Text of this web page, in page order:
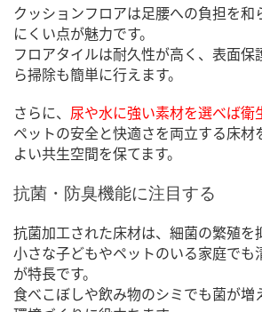
クッションフロアは足腰への負担を和
にくい点が魅力です。
フロアタイルは耐久性が高く、表面保
ら掃除も簡単に行えます。
さらに、 尿や水に強い素材を選べば衛
ペットの安全と快適さを両立する床材
よい共生空間を保てます。
抗菌・防臭機能に注目する
抗菌加工された床材は、細菌の繁殖を
小さな子どもやペットのいる家庭でも
が特長です。
食べこぼしや飲み物のシミでも菌が増